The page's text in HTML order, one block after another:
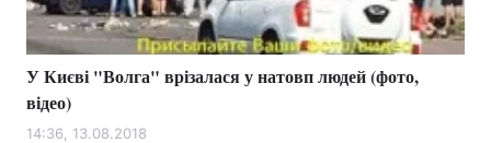
У Києві "Волга" врізалася у натовп людей (фото,
відео)
14:36, 13.08.2018